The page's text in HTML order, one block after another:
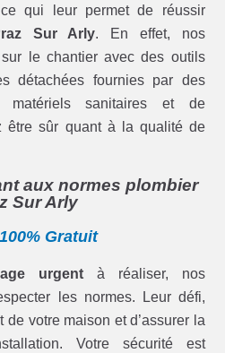
qui leur permet de réussir
Sur Arly. En effet, nos
le chantier avec des outils
détachées fournies par des
matériels sanitaires et de
être sûr quant à la qualité de
aux normes plombier
Sur Arly
Gratuit
urgent à réaliser, nos
les normes. Leur défi,
de votre maison et d’assurer la
Votre sécurité est